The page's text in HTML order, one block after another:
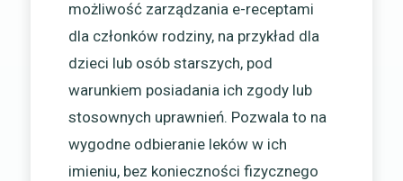
możliwość zarządzania e-receptami
dla członków rodziny, na przykład dla
dzieci lub osób starszych, pod
warunkiem posiadania ich zgody lub
stosownych uprawnień. Pozwala to na
wygodne odbieranie leków w ich
imieniu, bez konieczności fizycznego